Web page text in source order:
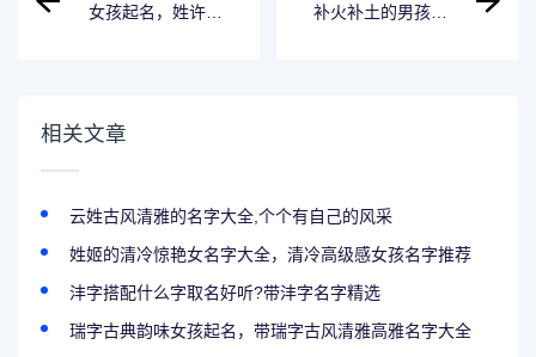
女孩起名，姓许的
补火补土的男孩名
相关文章
云姓古风清雅的名字大全,个个有自己的风采
姓姬的清冷惊艳女名字大全，清冷高级感女孩名字推荐
沣字搭配什么字取名好听?带沣字名字精选
瑞字古典韵味女孩起名，带瑞字古风清雅高雅名字大全